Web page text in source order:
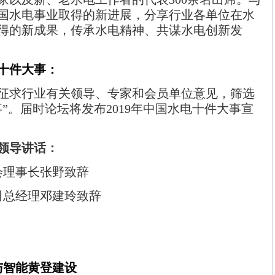
水电事业取得的新进展，分享行业各单位在水
的新成果，传承水电精神、共谋水电创新发
大事：
行业有关领导、专家和会员单位意见，筛选
。届时论坛将发布2019年中国水电十件大事宣
导讲话：
事长张野致辞
经理邓建玲致辞
能黄登建设